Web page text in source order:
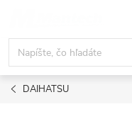
obsah
DAIHATSU